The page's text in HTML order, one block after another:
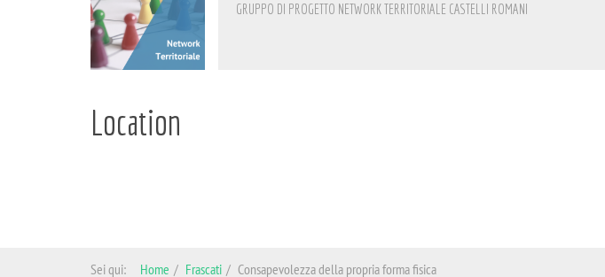
GRUPPO DI PROGETTO NETWORK TERRITORIALE CASTELLI ROMANI
Location
Sei qui: Home Frascati Consapevolezza della propria forma fisica